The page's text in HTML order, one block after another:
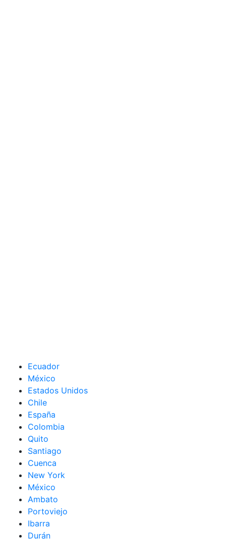
Ecuador
México
Estados Unidos
Chile
España
Colombia
Quito
Santiago
Cuenca
New York
México
Ambato
Portoviejo
Ibarra
Durán